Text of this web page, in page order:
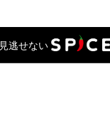
見逃せない